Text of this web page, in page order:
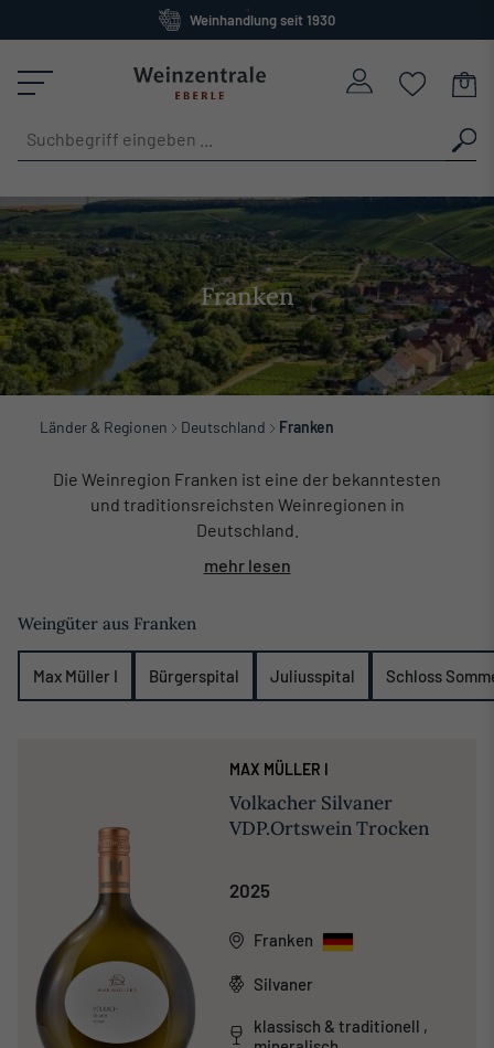
Großes Sortiment
Franken
Länder & Regionen Deutschland Franken
Die Weinregion Franken ist eine der bekanntesten
und traditionsreichsten Weinregionen in
Deutschland.
mehr lesen
Weingüter aus Franken
Max Müller I Bürgerspital Juliusspital Schloss
MAX MÜLLER I
Volkacher Silvaner
VDP.Ortswein Trocken
2025
Franken
Silvaner
klassisch & traditionell ,